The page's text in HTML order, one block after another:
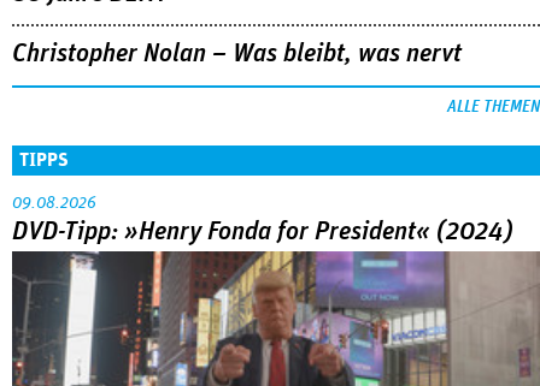
Christopher Nolan – Was bleibt, was nervt
ALLE THEMEN
TIPPS
09.08.2026
DVD-Tipp: »Henry Fonda for President« (2024)